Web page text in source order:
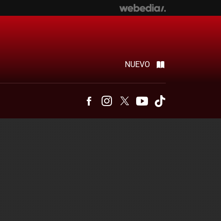
NUEVO
FacebookInstagram
Twitter Youtube